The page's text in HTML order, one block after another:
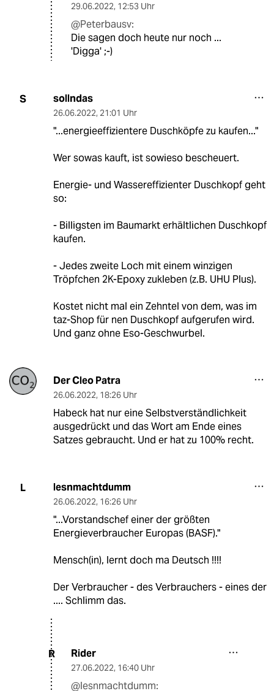
29.06.2022, 12:53 Uhr
@Peterbausv:
Die sagen doch heute nur noch ...
'Digga' ;-)
S sollndas
26.06.2022, 21:01 Uhr
"...energieeffizientere Duschköpfe zu kaufen..."
Wer sowas kauft, ist sowieso bescheuert.
Energie- und Wassereffizienter Duschkopf geht
so:
- Billigsten im Baumarkt erhältlichen Duschkopf
kaufen.
- Jedes zweite Loch mit einem winzigen
Tröpfchen 2K-Epoxy zukleben (z.B. UHU Plus).
Kostet nicht mal ein Zehntel von dem, was im
taz-Shop für nen Duschkopf aufgerufen wird.
Und ganz ohne Eso-Geschwurbel.
Der Cleo Patra
26.06.2022, 18:26 Uhr
Habeck hat nur eine Selbstverständlichkeit
ausgedrückt und das Wort am Ende eines
Satzes gebraucht. Und er hat zu 100% recht.
L lesnmachtdumm
26.06.2022, 16:26 Uhr
"...Vorstandschef einer der größten
Energieverbraucher Europas (BASF)."
Mensch(in), lernt doch ma Deutsch !!!!
Der Verbraucher - des Verbrauchers - eines der
.... Schlimm das.
R Rider
27.06.2022, 16:40 Uhr
@lesnmachtdumm: